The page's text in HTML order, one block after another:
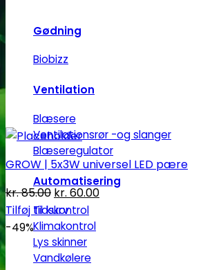
Gødning
Biobizz
Ventilation
Blæsere
Ventilationsrør -og slanger
Blæseregulator
Automatisering
Tidskontrol
Klimakontrol
Lys skinner
Vandkølere
GROW | 5x3W universel LED pære
kr.85.00 Den
oprindelige
pris
var:
kr. 85.00.
kr. 60.00Den
Tilføj til kurv
-49%